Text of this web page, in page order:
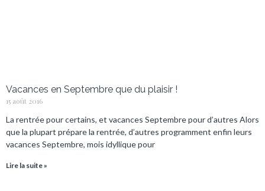
Vacances en Septembre que du plaisir !
15 août 2016
La rentrée pour certains, et vacances Septembre pour d’autres Alors
que la plupart prépare la rentrée, d’autres programment enfin leurs
vacances Septembre, mois idyllique pour
Lire la suite »